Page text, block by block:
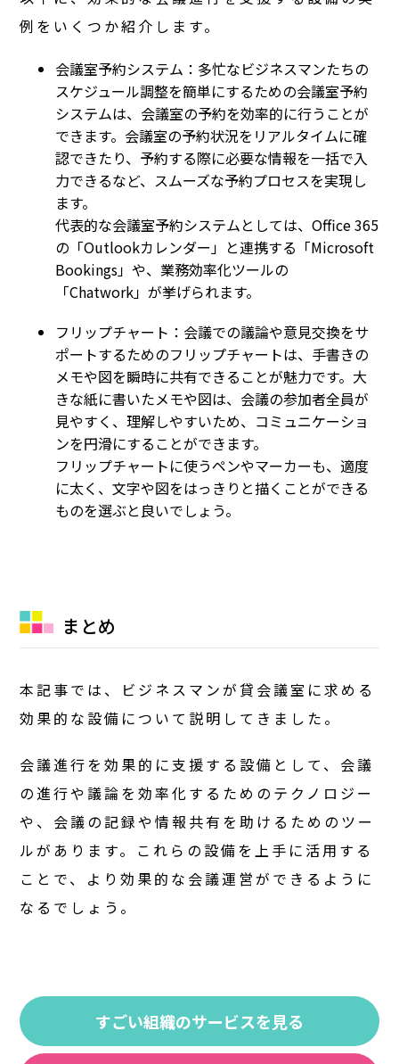
例をいくつか紹介します。
会議室予約システム：多忙なビジネスマンたちの
スケジュール調整を簡単にするための会議室予約
システムは、会議室の予約を効率的に行うことが
できます。会議室の予約状況をリアルタイムに確
認できたり、予約する際に必要な情報を一括で入
力できるなど、スムーズな予約プロセスを実現し
ます。
代表的な会議室予約システムとしては、Office 365
の「Outlookカレンダー」と連携する「Microsoft
Bookings」や、業務効率化ツールの
「Chatwork」が挙げられます。
フリップチャート：会議での議論や意見交換をサ
ポートするためのフリップチャートは、手書きの
メモや図を瞬時に共有できることが魅力です。大
きな紙に書いたメモや図は、会議の参加者全員が
見やすく、理解しやすいため、コミュニケーショ
ンを円滑にすることができます。
フリップチャートに使うペンやマーカーも、適度
に太く、文字や図をはっきりと描くことができる
ものを選ぶと良いでしょう。
まとめ
本記事では、ビジネスマンが貸会議室に求める
効果的な設備について説明してきました。
会議進行を効果的に支援する設備として、会議
の進行や議論を効率化するためのテクノロジー
や、会議の記録や情報共有を助けるためのツー
ルがあります。これらの設備を上手に活用する
ことで、より効果的な会議運営ができるように
なるでしょう。
すごい組織のサービスを見る